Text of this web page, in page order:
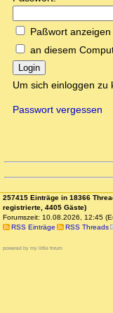
Paßwort anzeigen
an diesem
Login
Um sich einloggen zu
Passwort vergessen
257415 Einträge in 18366
registrierte, 4405 Gäste)
Forumszeit: 10.08.2026, 12:45
RSS Einträge
RSS Threads
powered by my little forum